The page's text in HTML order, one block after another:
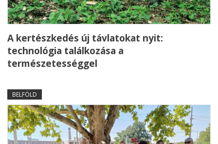
A kertészkedés új távlatokat nyit:
technológia találkozása a
természetességgel
BELFÖLD